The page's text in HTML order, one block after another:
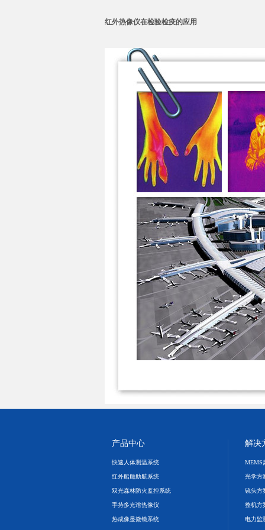
红外热像仪在检验检疫的应用
产品中心
快速人体测温系统
红外船舶助航系统
双光森林防火监控系统
手持多光谱热像仪
热成像显微镜系统
解决
MEMS
光学方
镜头方
整机方
电力监